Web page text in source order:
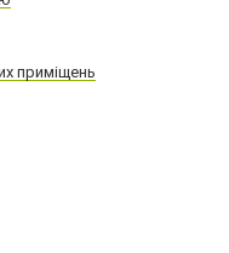
приміщень